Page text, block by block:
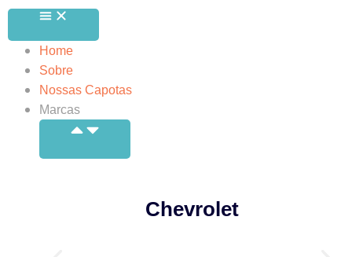
Home
Sobre
Nossas Capotas
Marcas
Chevrolet